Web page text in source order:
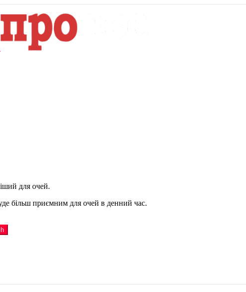
для очей.
більш приємним для очей в денний час.